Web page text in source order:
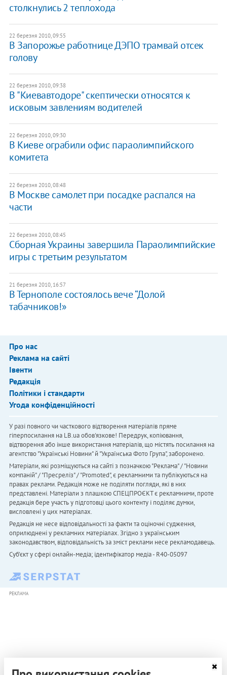
столкнулись 2 теплохода
22 березня 2010, 09:55
В Запорожье работнице ДЭПО трамвай отсек
голову
22 березня 2010, 09:38
В "Киевавтодоре" скептически относятся к
исковым завлениям водителей
22 березня 2010, 09:30
В Киеве ограбили офис параолимпийского
комитета
22 березня 2010, 08:48
В Москве самолет при посадке распался на
части
22 березня 2010, 08:45
Сборная Украины завершила Параолимпийские
игры с третьим результатом
21 березня 2010, 16:57
В Тернополе состоялось вече “Долой
табачников!»
Про нас
Реклама на сайті
Івенти
Редакція
Політики і стандарти
Угода конфіденційності
У разі повного чи часткового відтворення матеріалів пряме
гіперпосилання на LB.ua обов'язкове! Передрук, копіювання,
відтворення або інше використання матеріалів, що містять посилання на
агентство "Українськi Новини" й "Українська Фото Група", заборонено.
Матеріали, які розміщуються на сайті з позначкою "Реклама" / "Новини
компаній" / "Пресреліз" / "Promoted", є рекламними та публікуються на
правах реклами. Редакція може не поділяти погляди, які в них
представлені. Матеріали з плашкою СПЕЦПРОЄКТ є рекламними, проте
редакція бере участь у підготовці цього контенту і поділяє думки,
висловлені у цих матеріалах.
Редакція не несе відповідальності за факти та оціночні судження,
оприлюднені у рекламних матеріалах. Згідно з українським
законодавством, відповідальність за зміст реклами несе рекламодавець.
Cуб'єкт у сфері онлайн-медіа; ідентифікатор медіа - R40-05097
РЕКЛАМА